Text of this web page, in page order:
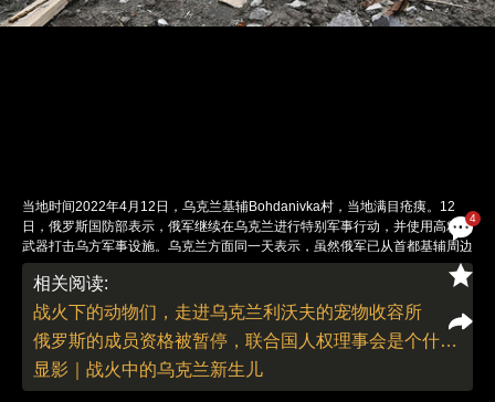
4
当地时间2022年4月12日，乌克兰基辅Bohdanivka村，当地满目疮痍。12
日，俄罗斯国防部表示，俄军继续在乌克兰进行特别军事行动，并使用高精度
武器打击乌方军事设施。乌克兰方面同一天表示，虽然俄军已从首都基辅周边
撤离，但基辅所受威胁并没有消失。图：Genya Savilov/人民视觉
责任编辑：曹艳 | 版面编辑：曹艳
相关阅读:
战火下的动物们，走进乌克兰利沃夫的宠物收容所
俄罗斯的成员资格被暂停，联合国人权理事会是个什么机构｜解释
显影｜战火中的乌克兰新生儿